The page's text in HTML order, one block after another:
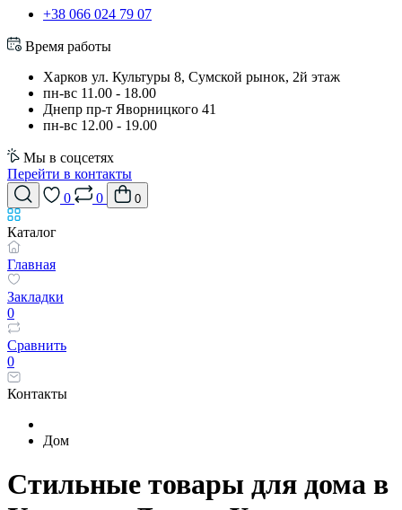
+38 066 024 79 07
Время работы
Харков ул. Культуры 8, Сумской рынок, 2й этаж
пн-вс 11.00 - 18.00
Днепр пр-т Яворницкого 41
пн-вс 12.00 - 19.00
Мы в соцсетях
Перейти в контакты
0
0 0
Каталог
Главная
Закладки
0
Сравнить
0
Контакты
Дом
Стильные товары для дома в